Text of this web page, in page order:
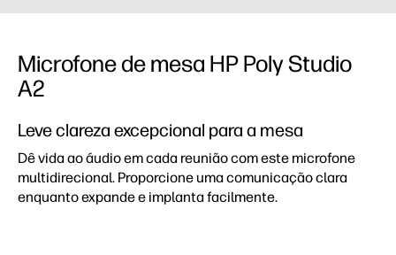
Microfone de mesa HP Poly Studio
A2
Leve clareza excepcional para a mesa
Dê vida ao áudio em cada reunião com este microfone
multidirecional. Proporcione uma comunicação clara
enquanto expande e implanta facilmente.